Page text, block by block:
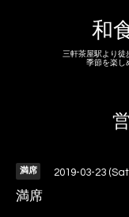
和
三軒茶屋駅より徒
季節を楽し
満席 2019-03-23
満席